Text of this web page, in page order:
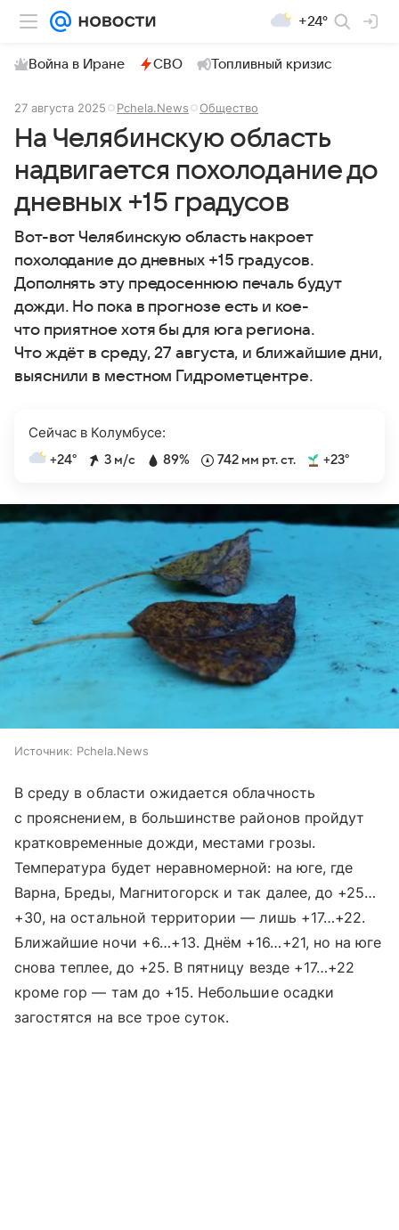
+24°
Война в Иране СВО Топливный кризис
27 августа 2025 Pchela.News Общество
На Челябинскую область
надвигается похолодание до
дневных +15 градусов
Вот-вот Челябинскую область накроет
похолодание до дневных +15 градусов.
Дополнять эту предосеннюю печаль будут
дожди. Но пока в прогнозе есть и кое-
что приятное хотя бы для юга региона.
Что ждёт в среду, 27 августа, и ближайшие дни,
выяснили в местном Гидрометцентре.
Сейчас в Колумбусе:
+24° 3 м/с 89% 742 мм рт. ст. +23°
Источник: Pchela.News
В среду в области ожидается облачность
с прояснением, в большинстве районов пройдут
кратковременные дожди, местами грозы.
Температура будет неравномерной: на юге, где
Варна, Бреды, Магнитогорск и так далее, до +25…
+30, на остальной территории — лишь +17…+22.
Ближайшие ночи +6…+13. Днём +16…+21, но на юге
снова теплее, до +25. В пятницу везде +17…+22
кроме гор — там до +15. Небольшие осадки
загостятся на все трое суток.